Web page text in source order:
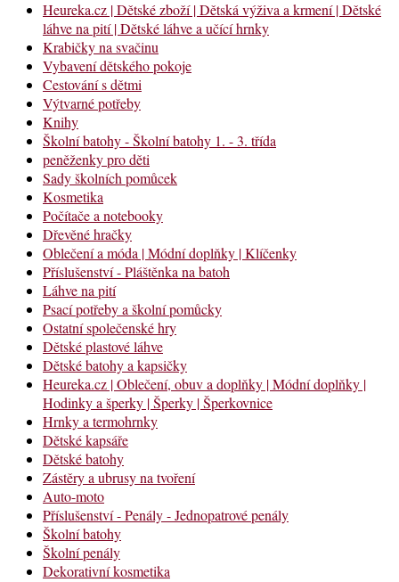
Heureka.cz | Dětské zboží | Dětská výživa a krmení | Dětské
láhve na pití | Dětské láhve a učící hrnky
Krabičky na svačinu
Vybavení dětského pokoje
Cestování s dětmi
Výtvarné potřeby
Knihy
Školní batohy - Školní batohy 1. - 3. třída
peněženky pro děti
Sady školních pomůcek
Kosmetika
Počítače a notebooky
Dřevěné hračky
Oblečení a móda | Módní doplňky | Klíčenky
Příslušenství - Pláštěnka na batoh
Láhve na pití
Psací potřeby a školní pomůcky
Ostatní společenské hry
Dětské plastové láhve
Dětské batohy a kapsičky
Heureka.cz | Oblečení, obuv a doplňky | Módní doplňky |
Hodinky a šperky | Šperky | Šperkovnice
Hrnky a termohrnky
Dětské kapsáře
Dětské batohy
Zástěry a ubrusy na tvoření
Auto-moto
Příslušenství - Penály - Jednopatrové penály
Školní batohy
Školní penály
Dekorativní kosmetika